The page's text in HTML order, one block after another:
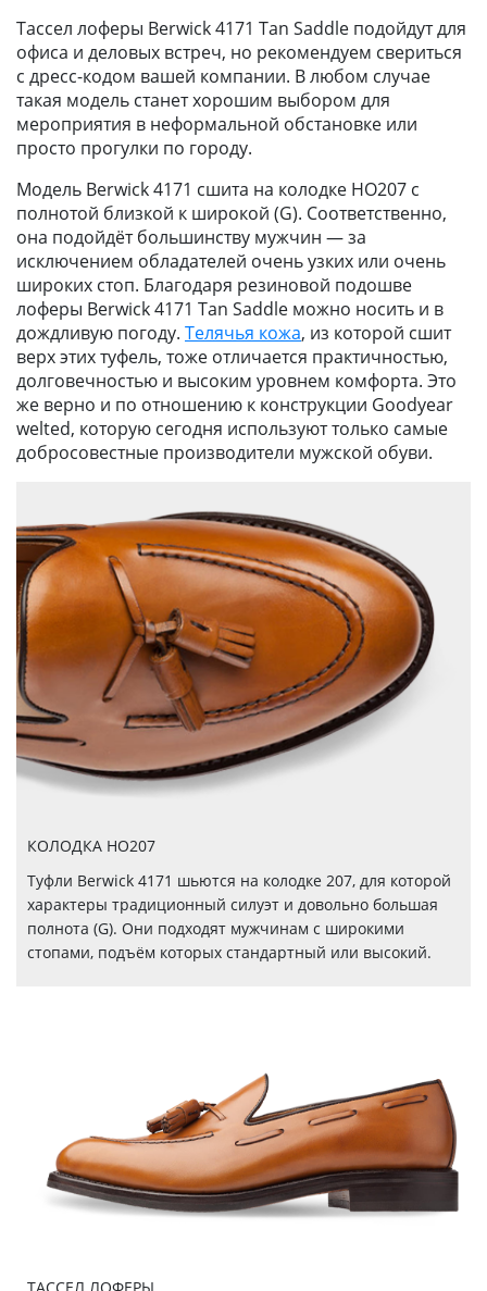
Тассел лоферы Berwick 4171 Tan Saddle подойдут для
офиса и деловых встреч, но рекомендуем свериться
с дресс-кодом вашей компании. В любом случае
такая модель станет хорошим выбором для
мероприятия в неформальной обстановке или
просто прогулки по городу.
Модель Berwick 4171 сшита на колодке HO207 c
полнотой близкой к широкой (G). Соответственно,
она подойдёт большинству мужчин — за
исключением обладателей очень узких или очень
широких стоп. Благодаря резиновой подошве
лоферы Berwick 4171 Tan Saddle можно носить и в
дождливую погоду. Телячья кожа, из которой сшит
верх этих туфель, тоже отличается практичностью,
долговечностью и высоким уровнем комфорта. Это
же верно и по отношению к конструкции Goodyear
welted, которую сегодня используют только самые
добросовестные производители мужской обуви.
КОЛОДКА HO207
Туфли Berwick 4171 шьются на колодке 207, для которой
характеры традиционный силуэт и довольно большая
полнота (G). Они подходят мужчинам с широкими
стопами, подъём которых стандартный или высокий.